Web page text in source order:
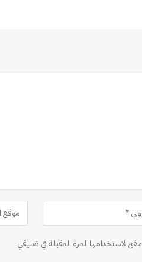
لاستخدامها المرة المقبلة في تعليقي.